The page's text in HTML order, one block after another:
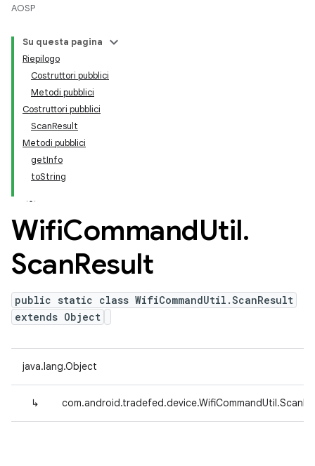
AOSP
Su questa pagina
Riepilogo
Costruttori pubblici
Metodi pubblici
Costruttori pubblici
ScanResult
Metodi pubblici
getInfo
toString
WifiCommandUtil.
ScanResult
public static class WifiCommandUtil.ScanResult
extends Object
java.lang.Object
↳